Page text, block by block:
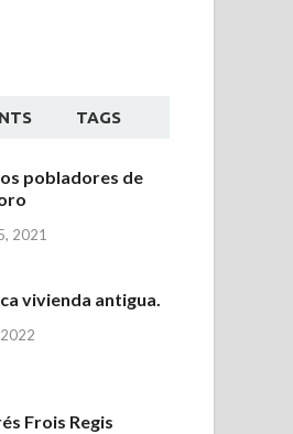
TAGS
pobladores de
2021
vivienda antigua.
Frois Regis